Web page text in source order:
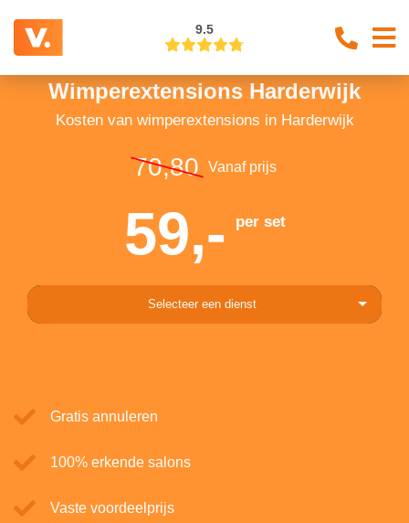
9.5
Wimperextensions Harderwijk
Kosten van wimperextensions in Harderwijk
70,80 Vanaf prijs
59,- per set
Selecteer een dienst
Gratis annuleren
100% erkende salons
Vaste voordeelprijs